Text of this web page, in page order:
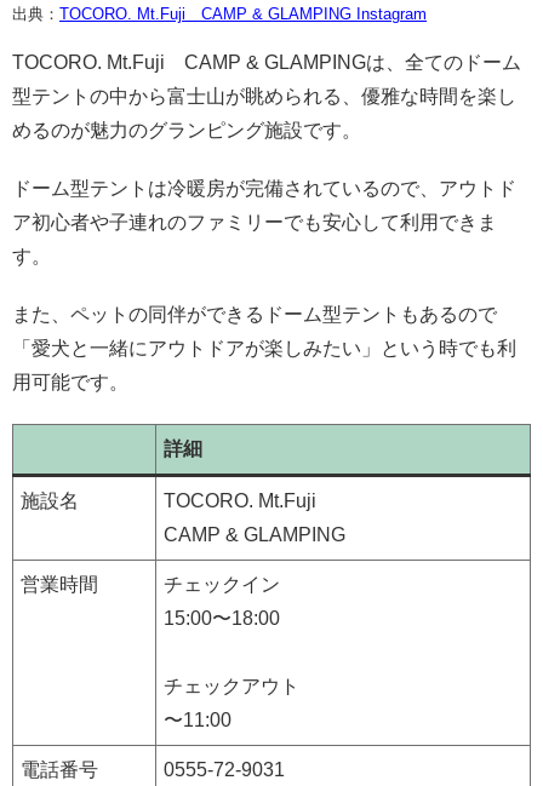
出典： TOCORO. Mt.Fuji CAMP & GLAMPING Instagram
TOCORO. Mt.Fuji CAMP & GLAMPINGは、全てのドーム
型テントの中から富士山が眺められる、優雅な時間を楽し
めるのが魅力のグランピング施設です。
ドーム型テントは冷暖房が完備されているので、アウトド
ア初心者や子連れのファミリーでも安心して利用できま
す。
また、ペットの同伴ができるドーム型テントもあるので
「愛犬と一緒にアウトドアが楽しみたい」という時でも利
用可能です。
詳細
施設名
TOCORO. Mt.Fuji
CAMP & GLAMPING
営業時間
チェックイン
15:00〜18:00
チェックアウト
〜11:00
電話番号 0555-72-9031